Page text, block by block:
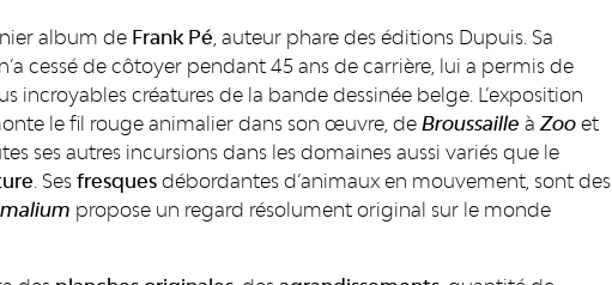
album de Frank Pé, auteur phare des éditions Dupuis. Sa
cessé de côtoyer pendant 45 ans de carrière, lui a permis de
incroyables créatures de la bande dessinée belge. L’exposition
le fil rouge animalier dans son œuvre, de Broussaille àZoo et
ses autres incursions dans les domaines aussi variés que le
. Ses fresques débordantes d’animaux en mouvement, sont des
propose un regard résolument original sur le monde